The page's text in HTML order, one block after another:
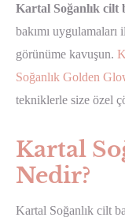
Kartal Soğanlık cilt
bakımı
görünüme kavuşun.
Soğanlık Golden
tekniklerle size özel
Kartal
Nedir?
Kartal Soğanlık cilt